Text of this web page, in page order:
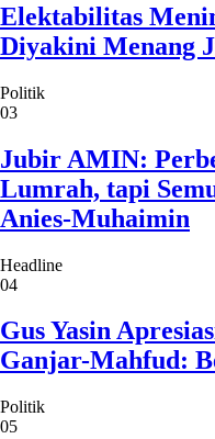
Elektabilitas
Diyakini Menang
Politik
03
Jubir AMIN:
Lumrah, tapi
Anies-Muhaimin
Headline
04
Gus Yasin
Ganjar-Mahfud:
Politik
05